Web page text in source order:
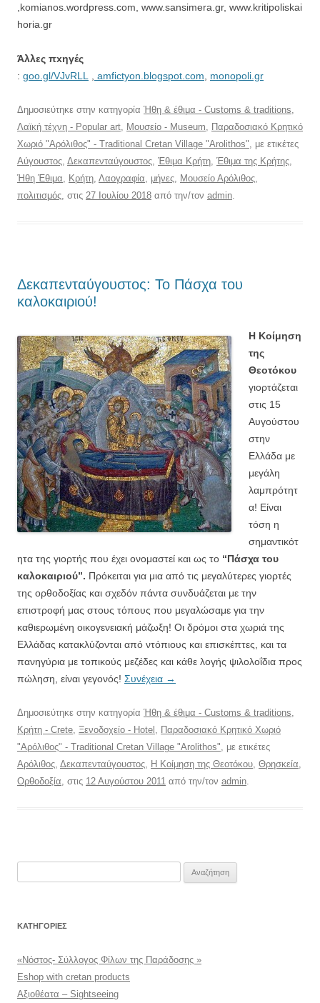
,komianos.wordpress.com, www.sansimera.gr, www.kritipoliskai
horia.gr
Άλλες πxηγές
: goo.gl/VJvRLL amfictyon.blogspot.com monopoli.gr
Δημοσιεύτηκε στην κατηγορία Ήθη & έθιμα - Customs & traditions,
Λαϊκή τέχνη - Popular art, Μουσείο - Museum, Παραδοσιακό Κρητικό
Χωριό "Αρόλιθος" - Traditional Cretan Village "Arolithos", με ετικέτες
Αύγουστος, Δεκαπενταύγουστος, Έθιμα Κρήτη, Έθιμα της Κρήτης,
Ήθη Έθιμα, Κρήτη, Λαογραφία, μήνες, Μουσείο Αρόλιθος,
πολιτισμός, στις 27 Ιουλίου 2018 από την/τον admin.
Δεκαπενταύγουστος: Το Πάσχα του
καλοκαιριού!
Η Κοίμηση
της
Θεοτόκου
γιορτάζεται
στις 15
Αυγούστου
στην
Ελλάδα με
μεγάλη
λαμπρότητ
α! Είναι
τόση η
σημαντικότ
ητα της γιορτής που έχει ονομαστεί και ως το “Πάσχα του
καλοκαιριού”. Πρόκειται για μια από τις μεγαλύτερες γιορτές
της ορθοδοξίας και σχεδόν πάντα συνδυάζεται με την
επιστροφή μας στους τόπους που μεγαλώσαμε για την
καθιερωμένη οικογενειακή μάζωξη! Οι δρόμοι στα χωριά της
Ελλάδας κατακλύζονται από ντόπιους και επισκέπτες, και τα
πανηγύρια με τοπικούς μεζέδες και κάθε λογής ψιλολοΐδια προς
πώληση, είναι γεγονός! Συνέχεια →
Δημοσιεύτηκε στην κατηγορία Ήθη & έθιμα - Customs & traditions,
Κρήτη - Crete, Ξενοδοχείο - Hotel , Παραδοσιακό Κρητικό Χωριό
"Αρόλιθος" - Traditional Cretan Village "Arolithos", με ετικέτες
Αρόλιθος, Δεκαπενταύγουστος, Η Κοίμηση της Θεοτόκου, Θρησκεία,
Ορθοδοξία, στις 12 Αυγούστου 2011 από την/τον admin.
KΑΤΗΓΟΡΊΕΣ
«Νόστος- Σύλλογος Φίλων της Παράδοσης »
Eshop with cretan products
Αξιοθέατα – Sightseeing